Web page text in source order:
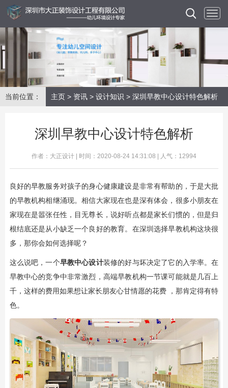
当前位置： 主页 > 资讯 > 设计知识 > 深圳早教中心设计特色解析
深圳早教中心设计特色解析
作者：大正设计 | 时间：2020-08-24 14:31:08 | 人气：12994
良好的早教服务对孩子的身心健康建设是非常有帮助的，于是大批
的早教机构相继涌现。相信大家现在也是深有体会，很多小朋友在
家现在是嚣张任性，目无尊长，说好听点都是家长们惯的，但是归
根结底还是从小缺乏一个良好的教育。在深圳选择早教机构这块很
多，那你会如何选择呢？
这么说吧，一个早教中心设计装修的好与坏决定了它的入学率。在
早教中心的竞争中非常激烈，高端早教机构一节课可能就是几百上
千，这样的费用如果想让家长朋友心甘情愿的花费 ，那肯定得有特
色。